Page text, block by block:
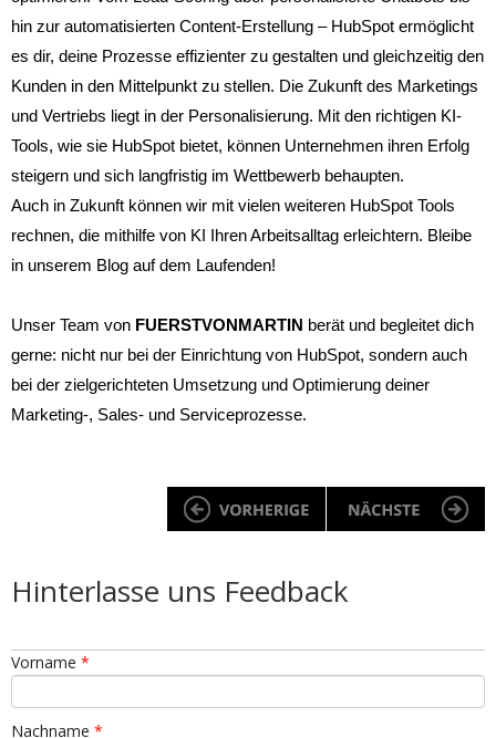
hin zur automatisierten Content-Erstellung – HubSpot ermöglicht
es dir, deine Prozesse effizienter zu gestalten und gleichzeitig den
Kunden in den Mittelpunkt zu stellen. Die Zukunft des Marketings
und Vertriebs liegt in der Personalisierung. Mit den richtigen KI-
Tools, wie sie HubSpot bietet, können Unternehmen ihren Erfolg
steigern und sich langfristig im Wettbewerb behaupten.
Auch in Zukunft können wir mit vielen weiteren HubSpot Tools
rechnen, die mithilfe von KI Ihren Arbeitsalltag erleichtern. Bleibe
in unserem Blog auf dem Laufenden!
Unser Team von FUERSTVONMARTIN berät und begleitet dich
gerne: nicht nur bei der Einrichtung von HubSpot, sondern auch
bei der zielgerichteten Umsetzung und Optimierung deiner
Marketing-, Sales- und Serviceprozesse.
Hinterlasse uns Feedback
Vorname *
Nachname *